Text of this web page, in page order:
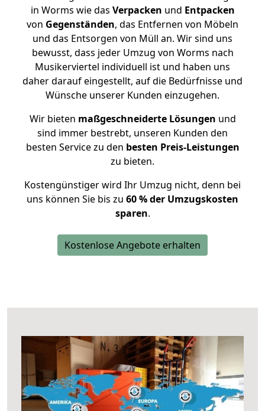
in Worms wie das Verpacken und Entpacken
von Gegenständen, das Entfernen von Möbeln
und das Entsorgen von Müll an. Wir sind uns
bewusst, dass jeder Umzug von Worms nach
Musikerviertel individuell ist und haben uns
daher darauf eingestellt, auf die Bedürfnisse und
Wünsche unserer Kunden einzugehen.
Wir bieten maßgeschneiderte Lösungen und
sind immer bestrebt, unseren Kunden den
besten Service zu den besten Preis-Leistungen
zu bieten.
Kostengünstiger wird Ihr Umzug nicht, denn bei
uns können Sie bis zu 60 % der Umzugskosten
sparen.
Kostenlose Angebote erhalten